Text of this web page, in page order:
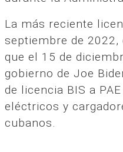
La más reciente
septiembre de 2022,
que el 15 de
gobierno de Joe
de licencia BIS a
eléctricos y
cubanos.